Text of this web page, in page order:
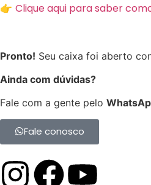
👉 Clique aqui para saber
Pronto! Seu caixa foi aberto
Ainda com dúvidas?
Fale com a gente pelo
Fale conosco